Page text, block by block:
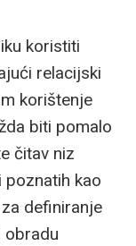
koristiti
relacijski
korištenje
biti pomalo
čitav niz
kao
definiranje
obradu